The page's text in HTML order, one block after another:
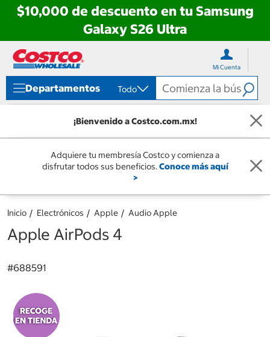
$10,000 de descuento en tu Samsung
Galaxy S26 Ultra
directo
contenido
directo
menú
navegación
Mi Cuenta
Departamentos Todo
¡Bienvenido a Costco.com.mx!
Adquiere tu membresía Costco y comienza a
disfrutar todos sus beneficios.Conoce más aquí
>
Inicio Electrónicos Apple Audio Apple
Apple AirPods 4
#688591